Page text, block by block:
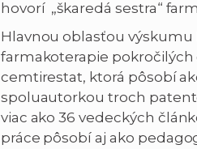
hovorí „škaredá sestra“
Hlavnou oblasťou výskumu
farmakoterapie
cemtirestat, ktorá pôsobí
spoluautorkou troch
viac ako 36 vedeckých
práce pôsobí aj ako